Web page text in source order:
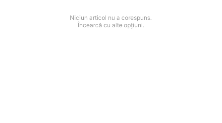
Niciun articol nu a corespuns.
Încearcă cu alte opțiuni.